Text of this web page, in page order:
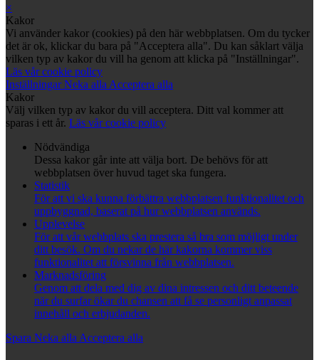
×
Kakor
Vi använder kakor (cookies) på den här webbplatsen. Om du tycker
det är ok, klickar du bara på "Acceptera alla". Du kan såklart välja
vilken typ av kakor du vill ha genom att klicka på "Inställningar".
Läs vår cookie policy
InställningarNeka alla Acceptera alla
Kakor
Välj vilken typ av kakor du vill acceptera. Ditt val kommer att
sparas i ett år. Läs vår cookie policy
Nödvändiga
Dessa kakor går inte att välja bort. De behövs för att
webbplatsen över huvud taget ska fungera.
Statistik
För att vi ska kunna förbättra webbplatsen funktionalitet och
uppbyggnad, baserat på hur webbplatsen används.
Upplevelse
För att vår webbplats ska prestera så bra som möjligt under
ditt besök. Om du nekar de här kakorna kommer viss
funktionalitet att försvinna från webbplatsen.
Marknadsföring
Genom att dela med dig av dina intressen och ditt beteende
när du surfar ökar du chansen att få se personligt anpassat
innehåll och erbjudanden.
Spara Neka alla Acceptera alla